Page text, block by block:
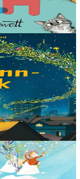
pas de penser à tout ce
apparaît une comète